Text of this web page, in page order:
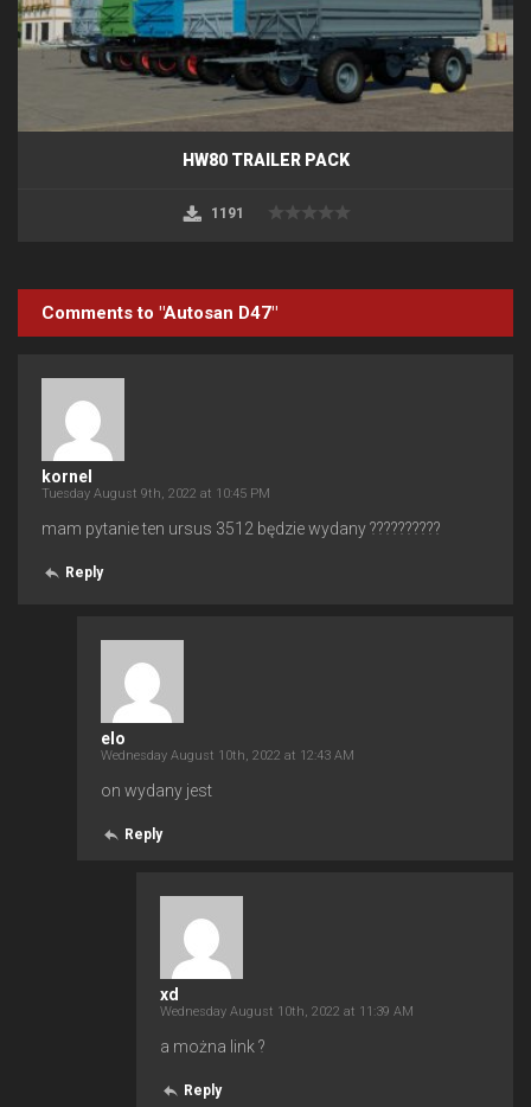
HW80 TRAILER PACK
1191
Comments to "Autosan D47"
kornel
Tuesday August 9th, 2022 at 10:45 PM
mam pytanie ten ursus 3512 będzie wydany ??????????
Reply
elo
Wednesday August 10th, 2022 at 12:43 AM
on wydany jest
Reply
xd
Wednesday August 10th, 2022 at 11:39 AM
a można link ?
Reply